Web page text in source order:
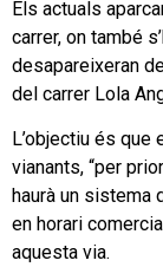
Els actuals
carrer, on també
desapareixeran
del carrer Lola
L’objectiu és
vianants, “per
haurà un sistema
en horari
aquesta via.